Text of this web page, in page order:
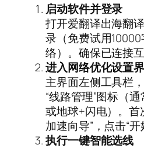
启动软件并登录
打开爱翻译出海翻
录（免费试用
络）。确保已连接互
进入网络优化设置
主界面左侧工具栏
“线路管理”图标（
或地球+闪电）。首
加速向导”，点击“开
执行一键智能选线